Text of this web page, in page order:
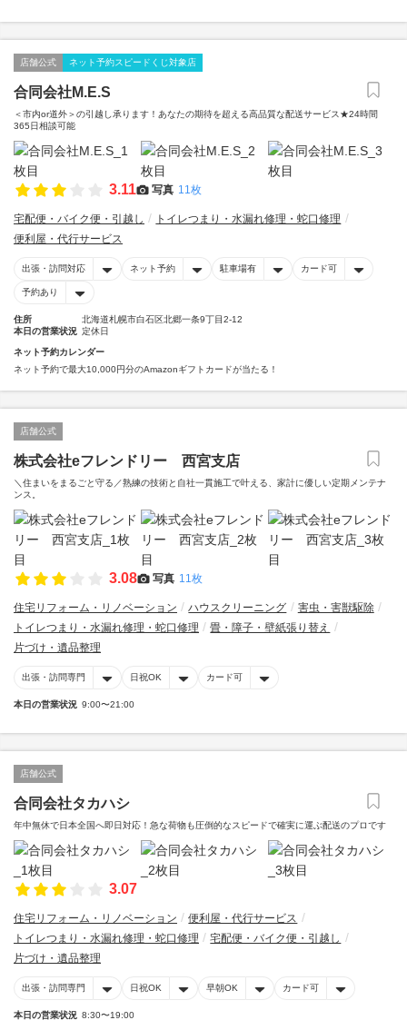
店舗公式 ネット予約スピードくじ対象店
合同会社M.E.S
＜市内or道外＞の引越し承ります！あなたの期待を超える高品質な配送サービス★24時間
365日相談可能
3.11 写真 11枚
宅配便・バイク便・引越し
トイレつまり・水漏れ修理・蛇口修理
便利屋・代行サービス
出張・訪問対応 ネット予約 駐車場有 カード可
予約あり
住所
北海道札幌市白石区北郷一条9丁目2-12
本日の営業状況 定休日
ネット予約カレンダー
ネット予約で最大10,000円分のAmazonギフトカードが当たる！
店舗公式
株式会社eフレンドリー 西宮支店
＼住まいをまるごと守る／熟練の技術と自社一貫施工で叶える、家計に優しい定期メンテナ
ンス。
3.08 写真 11枚
住宅リフォーム・リノベーション ハウスクリーニング
害虫・害獣駆除
トイレつまり・水漏れ修理・蛇口修理
畳・障子・壁紙張り替え
片づけ・遺品整理
出張・訪問専門 日祝OK カード可
本日の営業状況 9:00〜21:00
店舗公式
合同会社タカハシ
年中無休で日本全国へ即日対応！急な荷物も圧倒的なスピードで確実に運ぶ配送のプロです
3.07
住宅リフォーム・リノベーション
便利屋・代行サービス
トイレつまり・水漏れ修理・蛇口修理
宅配便・バイク便・引越し
片づけ・遺品整理
出張・訪問専門 日祝OK 早朝OK カード可
本日の営業状況 8:30〜19:00